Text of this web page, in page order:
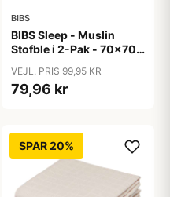
BIBS
BIBS Sleep - Muslin
Stofble i 2-Pak - 70x70
VEJL. PRIS 99,95 KR
79,96 kr
SPAR 20%